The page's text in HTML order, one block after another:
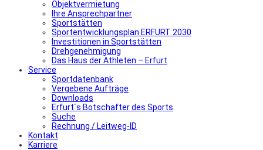
Objektvermietung
Ihre Ansprechpartner
Sportstätten
Sportentwicklungsplan ERFURT 2030
Investitionen in Sportstätten
Drehgenehmigung
Das Haus der Athleten – Erfurt
Service
Sportdatenbank
Vergebene Aufträge
Downloads
Erfurt´s Botschafter des Sports
Suche
Rechnung / Leitweg-ID
Kontakt
Karriere